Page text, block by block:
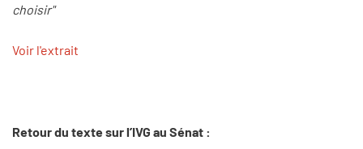
choisir"
Voir l'extrait
Retour du texte sur l’IVG au Sénat :